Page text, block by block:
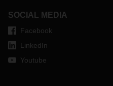
SOCIAL MEDIA
Facebook
LinkedIn
Youtube